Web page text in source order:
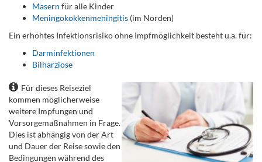
Masern für alle Kinder
Meningokokkenmeningitis (im Norden)
Ein erhöhtes Infektionsrisiko ohne Impfmöglichkeit besteht u.a. für:
Darminfektionen
Bilharziose
Für dieses Reiseziel
kommen möglicherweise
weitere Impfungen und
Vorsorgemaßnahmen in Frage.
Dies ist abhängig von der Art
und Dauer der Reise sowie den
Bedingungen während des